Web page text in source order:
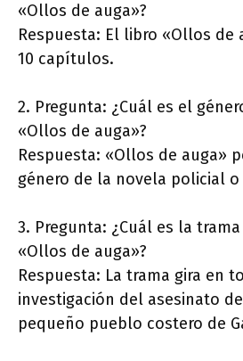
«Ollos de auga»?
Respuesta: El libro «Ollos de
10 capítulos.
2. Pregunta: ¿Cuál es el
«Ollos de auga»?
Respuesta: «Ollos de auga»
género de la novela policial
3. Pregunta: ¿Cuál es la
«Ollos de auga»?
Respuesta: La trama gira en
investigación del asesinato
pequeño pueblo costero de